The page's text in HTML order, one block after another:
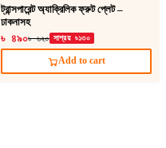
ট্রান্সপারেন্ট অ্যাক্রিলিক ফ্রুট প্লেট –
ঢাকনাসহ
৳ ৪৯০৳ ৬২০ সাশ্রয় ৳১৩০
Add to cart